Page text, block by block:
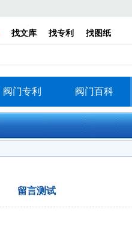
找文库 找专利 找图纸
阀门专利 阀门百科
留言测试